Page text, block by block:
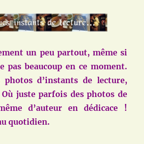
un peu partout, même si
pas beaucoup en ce moment.
photos d’instants de lecture,
juste parfois des photos de
d’auteur en dédicace !
quotidien.